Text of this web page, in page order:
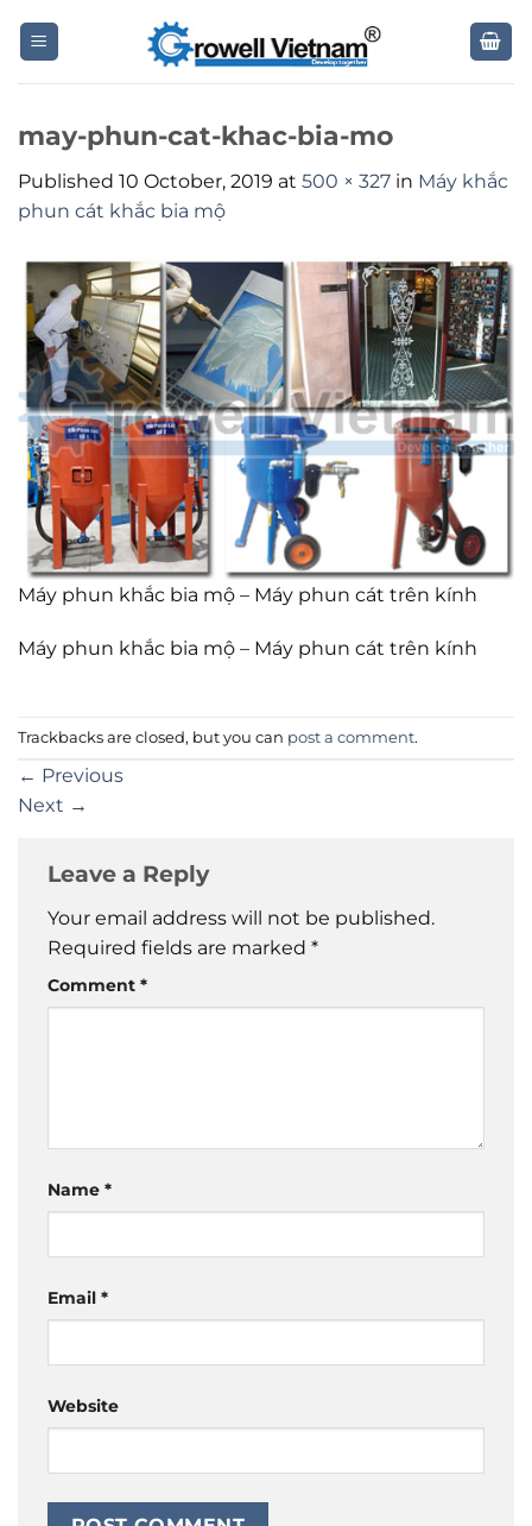
may-phun-cat-khac-bia-mo
Published 10 October, 2019 at 500 × 327 in Máy khắc
phun cát khắc bia mộ
Máy phun khắc bia mộ – Máy phun cát trên kính
Máy phun khắc bia mộ – Máy phun cát trên kính
Trackbacks are closed, but you can post a comment.
← Previous
Next →
Leave a Reply
Your email address will not be published.
Required fields are marked *
Comment *
Name *
Email *
Website